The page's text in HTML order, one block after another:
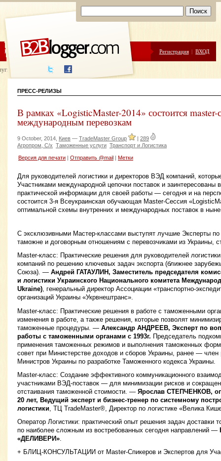
ЦЕНЫ ПОМОЩЬ Регистрация | ВХОД
написания
ПРЕСС-РЕЛИЗЫ
В рамках «LogisticMaster-2014» состоится master-
международным перевозкам
9 October, 2014, Киев — TradeMaster Group | 289
Агропром, С/х Таможенные услуги Транспорт и Логистика
Версия для печати Отправить @mail Метки
Для руководителей логистики и директоров ВЭД компаний,
Участниками международной цепочки поставок и заинтересованы
практической информации для своей работы — сегодня и на
состоится 3-я Всеукраинская обучающая Master-Cессия
оптимальной схемы внутренних и международных поставок в
С эксклюзивными Мастер-классами выступят лучшие Эксперты
таможне и договорным отношениям с перевозчиками из Украины,
Master-класс: Практические решения для руководителей
компаний по решению ключевых задач экспорта (ближнее
Союза). — Андрей ГАТАУЛИН, Заместитель председателя
и логистики Украинского Национального комитета
Ukraine), генеральный директор Ассоциации «транспортно-
организаций Украины «Укрвнештранс».
Master-класс: Практические решения в работе с таможенными
изменения в работе, а также решения, которые позволят
таможенные процедуры. — Александр АНДРЕЕВ, Эксперт по
работы с таможенными органами с 1993г. Председатель
применения таможенных режимов и выполнения таможенных
совет при Министерстве доходов и сборов Украины, ранее — член
Министров Украины по разработке Таможенного кодекса Украины.
Master-класс: Создание эффективного коммуникационного
участниками ВЭД-поставок — для минимизации рисков и
отстаивания таможенной стоимости. — Ярослав СТЕПЧЕНКОВ,
20 лет, Ведущий эксперт и бизнес-тренер по системному
логистики , ТЦ TradeMaster®, Директор по логистике «Велика
Оператор Логистики: практический опыт решения задач доставки
по наиболее сложным из востребованных сегодня направлений —
«ДЕЛИВЕРИ».
+ БЛИЦ-КОНСУЛЬТАЦИИ от Master-Спикеров и Экспертов для